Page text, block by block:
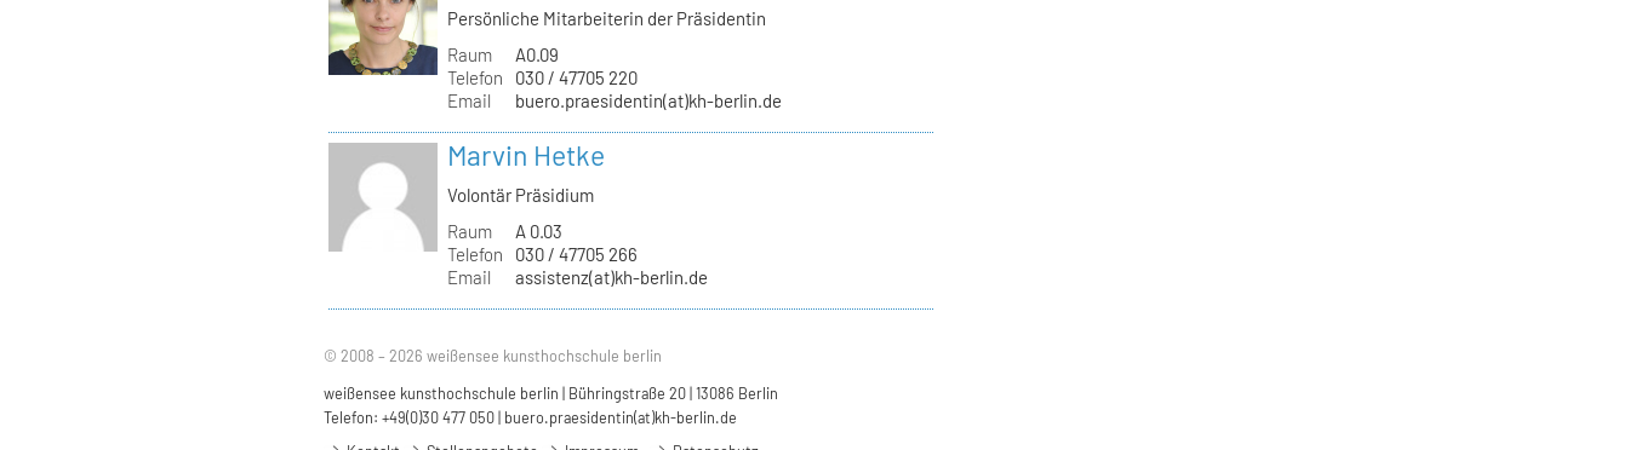
Persönliche Mitarbeiterin der Präsidentin
Raum
A0.09
Telefon
030 / 47705 220
Email
buero.praesidentin(at)kh-berlin.de
Marvin Hetke
Volontär Präsidium
Raum
A 0.03
Telefon
030 / 47705 266
Email
assistenz(at)kh-berlin.de
© 2008 – 2026 weißensee kunsthochschule berlin
weißensee kunsthochschule berlin | Bühringstraße 20 | 13086 Berlin
Telefon: +49(0)30 477 050 | buero.praesidentin(at)kh-berlin.de